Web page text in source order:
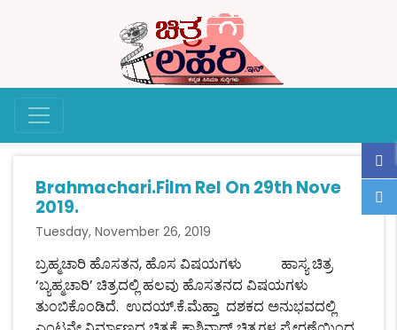
Brahmachari.Film Rel On 29th Nove
2019.
Tuesday, November 26, 2019
ಬ್ರಹ್ಮಚಾರಿ ಹೊಸತನ, ಹೊಸ ವಿಷಯಗಳು ಹಾಸ್ಯ ಚಿತ್ರ
‘ಬ್ಯಹ್ಮಚಾರಿ’ ಚಿತ್ರದಲ್ಲಿ ಹಲವು ಹೊಸತನದ ವಿಷಯಗಳು
ತುಂಬಿಕೊಂಡಿದೆ. ಉದಯ್.ಕೆ.ಮೆಹ್ತಾ ದಶಕದ ಅನುಭವದಲ್ಲಿ